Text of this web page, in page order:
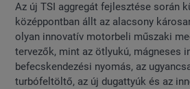
Az új TSI aggregát fejlesztése során
középpontban állt az alacsony
olyan innovatív motorbeli műszaki
tervezők, mint az ötlyukú, mágneses
befecskendezési nyomás, az
turbófeltöltő, az új dugattyúk és az